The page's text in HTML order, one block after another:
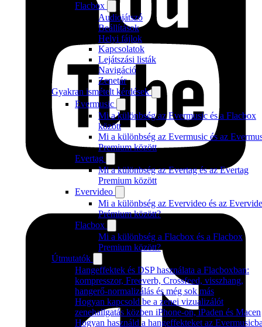
Flacbox
Audiojátszó
Beállítások
Helyi fájlok
Kapcsolatok
Lejátszási listák
Navigáció
Zenetár
Gyakran ismételt kérdések
Evermusic
Mi a különbség az Evermusic és a Flacbox
között
Mi a különbség az Evermusic és az
Premium között
Evertag
Mi a különbség az Evertag és az Evertag
Premium között
Evervideo
Mi a különbség az Evervideo és az
Prémium között?
Flacbox
Mi a különbség a Flacbox és a Flacbox
Premium között?
Útmutatók
Hangeffektek és DSP használata a Flacboxban:
kompresszor, Freeverb, Crossfeed, visszhang,
hangerő-normalizálás és még sok más
Hogyan kapcsold be a zenei vizualizálót
zenehallgatás közben iPhone-on, iPaden és Macen
Hogyan használd a hangeffekteket az